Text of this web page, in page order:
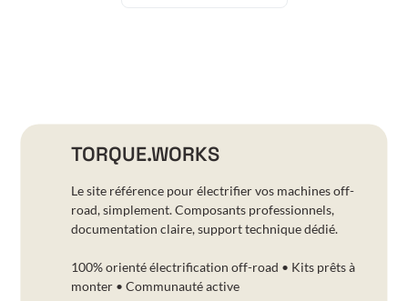
TORQUE.WORKS
Le site référence pour électrifier vos machines off-
road, simplement. Composants professionnels,
documentation claire, support technique dédié.
100% orienté électrification off-road • Kits prêts à
monter • Communauté active